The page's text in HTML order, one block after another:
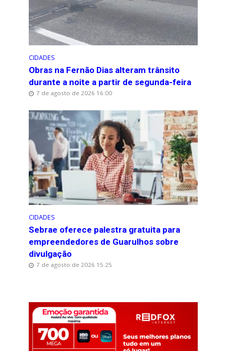
CIDADES
Obras na Fernão Dias alteram trânsito
durante a noite a partir de segunda-feira
7 de agosto de 2026 16:00
CIDADES
Sebrae oferece palestra gratuita para
empreendedores de Guarulhos sobre
divulgação
7 de agosto de 2026 15:25